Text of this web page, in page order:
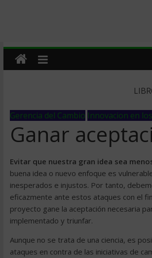
Gerencia del Cambio Innovacion en
Ganar
Evitar que nuestra gran idea sea
buena idea o nuevo enfoque es
inesperados e injustos. Por tanto,
eficazmente ante estos ataques con el
proyecto gane la aceptación necesaria
implementado y triunfar.
Aunque no se trata de una ciencia, es
ataques en contra de las iniciativas de